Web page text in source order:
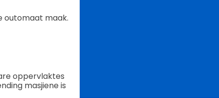
outomaat maak.
oppervlaktes
masjiene is